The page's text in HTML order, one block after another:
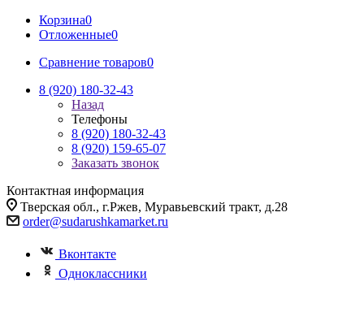
Корзина0
Отложенные0
Сравнение товаров0
8 (920) 180-32-43
Назад
Телефоны
8 (920) 180-32-43
8 (920) 159-65-07
Заказать звонок
Контактная информация
Тверская обл., г.Ржев, Муравьевский тракт, д.28
order@sudarushkamarket.ru
Вконтакте
Одноклассники